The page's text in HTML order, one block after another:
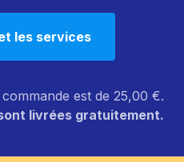
les services
est de 25,00 €.
livrées gratuitement.